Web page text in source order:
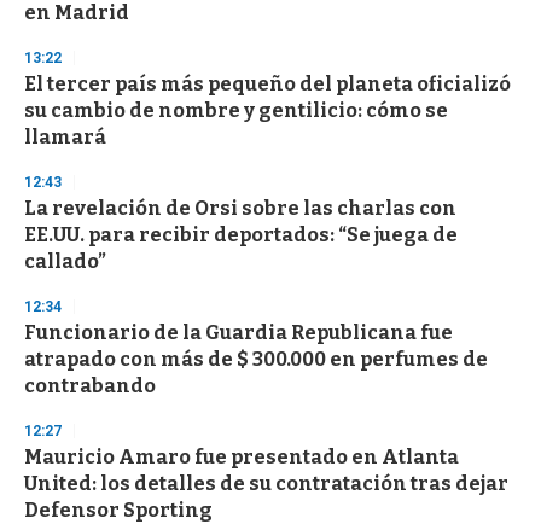
o
d
s
en Madrid
13:22
El tercer país más pequeño del planeta oficializó
su cambio de nombre y gentilicio: cómo se
llamará
12:43
La revelación de Orsi sobre las charlas con
EE.UU. para recibir deportados: “Se juega de
callado”
12:34
Funcionario de la Guardia Republicana fue
atrapado con más de $ 300.000 en perfumes de
contrabando
12:27
Mauricio Amaro fue presentado en Atlanta
United: los detalles de su contratación tras dejar
Defensor Sporting